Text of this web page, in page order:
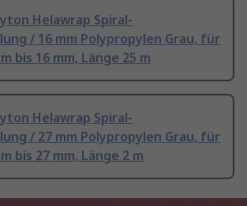
Helawrap Spiral-
/ 16 mm Polypropylen Grau, für
bis 16 mm, Länge 25 m
Helawrap Spiral-
/ 27 mm Polypropylen Grau, für
bis 27 mm, Länge 2 m